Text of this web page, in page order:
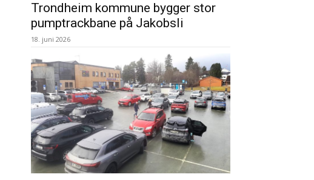
Trondheim kommune bygger stor
pumptrackbane på Jakobsli
18. juni 2026